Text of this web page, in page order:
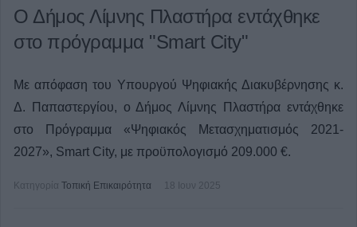
Ο Δήμος Λίμνης Πλαστήρα εντάχθηκε
στο πρόγραμμα "Smart City"
Με απόφαση του Υπουργού Ψηφιακής Διακυβέρνησης κ.
Δ. Παπαστεργίου, ο Δήμος Λίμνης Πλαστήρα εντάχθηκε
στο Πρόγραμμα «Ψηφιακός Μετασχηματισμός 2021-
2027», Smart City, με προϋπολογισμό 209.000 €.
Κατηγορία Τοπική Επικαιρότητα 18 Ιουν 2025